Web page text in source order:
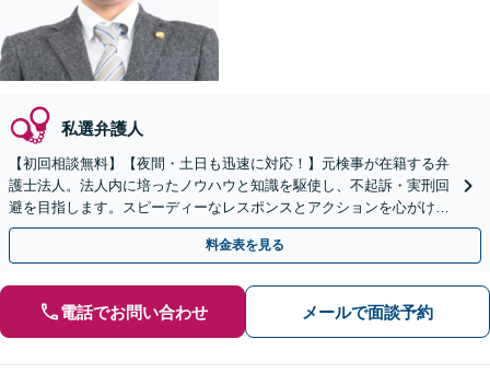
私選弁護人
【初回相談無料】【夜間・土日も迅速に対応！】元検事が在籍する弁
護士法人。法人内に培ったノウハウと知識を駆使し、不起訴・実刑回
避を目指します。スピーディーなレスポンスとアクションを心がけ、
最善の解決を目指します【電話相談可】
料金表を見る
電話でお問い合わせ メールで面談予約